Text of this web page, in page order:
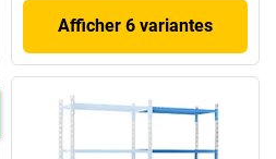
Afficher 6 variantes